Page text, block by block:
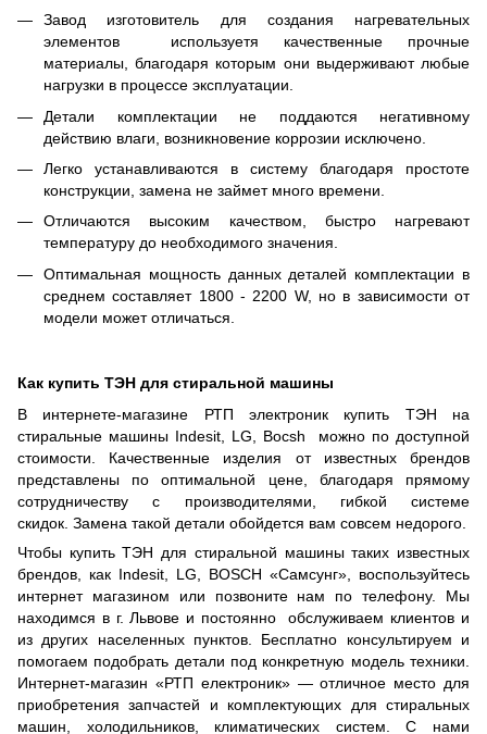
Завод изготовитель для создания нагревательных
элементов используетя качественные прочные
материалы, благодаря которым они выдерживают любые
нагрузки в процессе эксплуатации.
Детали комплектации не поддаются негативному
действию влаги, возникновение коррозии исключено.
Легко устанавливаются в систему благодаря простоте
конструкции, замена не займет много времени.
Отличаются высоким качеством, быстро нагревают
температуру до необходимого значения.
Оптимальная мощность данных деталей комплектации в
среднем составляет 1800 - 2200 W, но в зависимости от
модели может отличаться.
Как купить ТЭН для стиральной машины
В интернете-магазине РТП электроник купить ТЭН на
стиральные машины Indesit, LG, Bocsh можно по доступной
стоимости. Качественные изделия от известных брендов
представлены по оптимальной цене, благодаря прямому
сотрудничеству с производителями, гибкой системе
скидок. Замена такой детали обойдется вам совсем недорого.
Чтобы купить ТЭН для стиральной машины таких известных
брендов, как Indesit, LG, BOSCH «Самсунг», воспользуйтесь
интернет магазином или позвоните нам по телефону. Мы
находимся в г. Львове и постоянно обслуживаем клиентов и
из других населенных пунктов. Бесплатно консультируем и
помогаем подобрать детали под конкретную модель техники.
Интернет-магазин «РТП електроник» — отличное место для
приобретения запчастей и комплектующих для стиральных
машин, холодильников, климатических систем. С нами